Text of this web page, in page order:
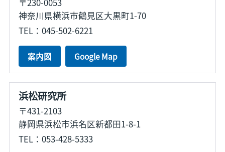
〒230-0053
神奈川県横浜市鶴見区大黒町1-70
TEL：045-502-6221
案内図 Google Map
浜松研究所
〒431-2103
静岡県浜松市浜名区新都田1-8-1
TEL：053-428-5333